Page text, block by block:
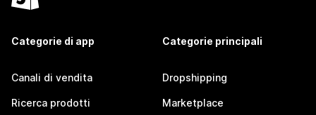
Categorie di app
Canali di vendita
Ricerca prodotti
Categorie principali
Dropshipping
Marketplace